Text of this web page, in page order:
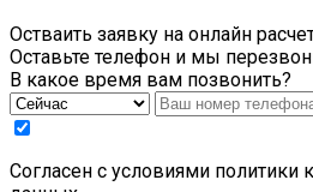
Остваить заявку на онлайн
Оставьте телефон и мы
В какое время вам позвонить?
Cогласен с условиями политики